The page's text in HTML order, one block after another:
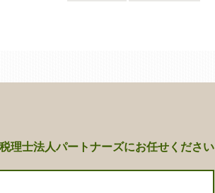
税理士法人パートナーズにお任せください